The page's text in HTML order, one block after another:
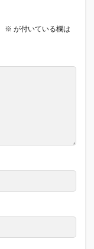
※ が付いている欄は